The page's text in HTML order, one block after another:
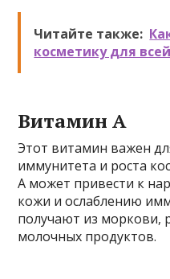
Читайте также:
косметику для
Витамин А
Этот витамин важен
иммунитета и роста
А может привести к
кожи и ослаблению
получают из моркови,
молочных продуктов.